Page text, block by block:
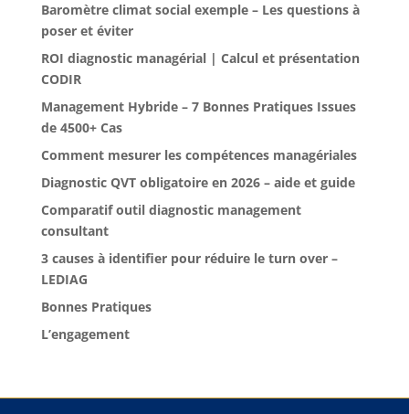
Baromètre climat social exemple – Les questions à
poser et éviter
ROI diagnostic managérial | Calcul et présentation
CODIR
Management Hybride – 7 Bonnes Pratiques Issues
de 4500+ Cas
Comment mesurer les compétences managériales
Diagnostic QVT obligatoire en 2026 – aide et guide
Comparatif outil diagnostic management
consultant
3 causes à identifier pour réduire le turn over –
LEDIAG
Bonnes Pratiques
L’engagement